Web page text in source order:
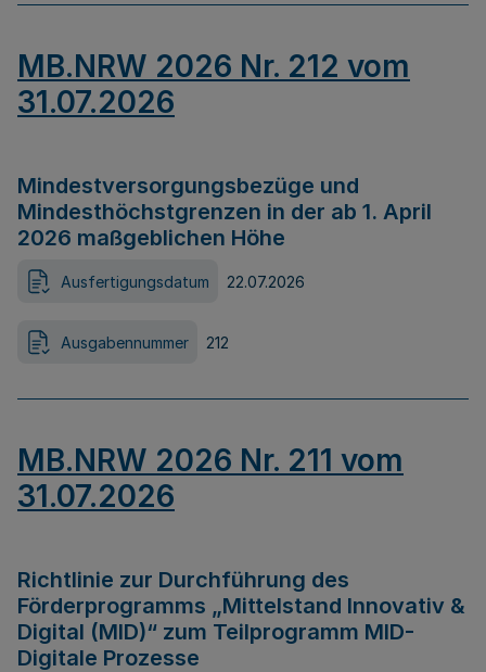
MB.NRW 2026 Nr. 212 vom
31.07.2026
Mindestversorgungsbezüge und
Mindesthöchstgrenzen in der ab 1. April
2026 maßgeblichen Höhe
Ausfertigungsdatum 22.07.2026
Ausgabennummer 212
MB.NRW 2026 Nr. 211 vom
31.07.2026
Richtlinie zur Durchführung des
Förderprogramms „Mittelstand Innovativ &
Digital (MID)“ zum Teilprogramm MID-
Digitale Prozesse